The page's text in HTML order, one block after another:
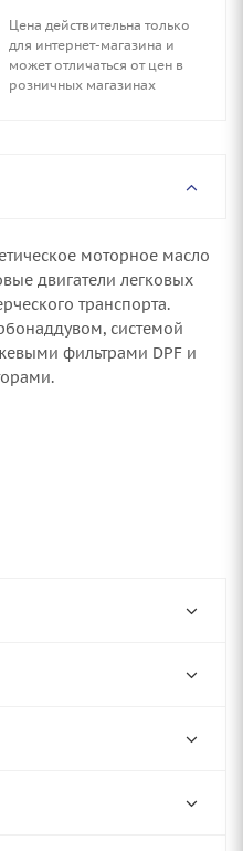
Цена действительна только
для интернет-магазина и
может отличаться от цен в
розничных магазинах
моторное масло
двигатели легковых
транспорта.
системой
фильтрами DPF и